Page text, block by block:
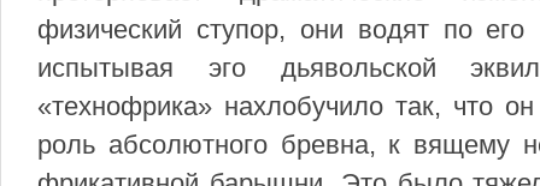
физический ступор, они водят по
испытывая эго дьявольской
«технофрика» нахлобучило так, что
роль абсолютного бревна, к вящему